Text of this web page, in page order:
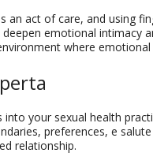
an act of care, and using
emotional intimacy
where
your sexual health
, preferences, e
relationship.